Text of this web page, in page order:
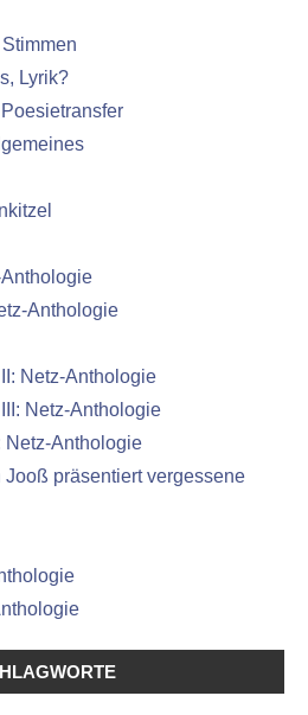
Lyrik?
Anthologie
Netz-Anthologie
Netz-Anthologie
Netz-Anthologie
präsentiert vergessene